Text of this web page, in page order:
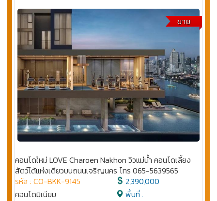
ขาย
คอนโดใหม่ LOVE Charoen Nakhon วิวแม่น้ำ คอนโดเลี้ยง
สัตว์ได้แห่งเดียวบนถนนเจริญนคร โทร 065-5639565
รหัส : CO-BKK-9145
คอนโดมิเนียม
2,390,000
พื้นที่ .